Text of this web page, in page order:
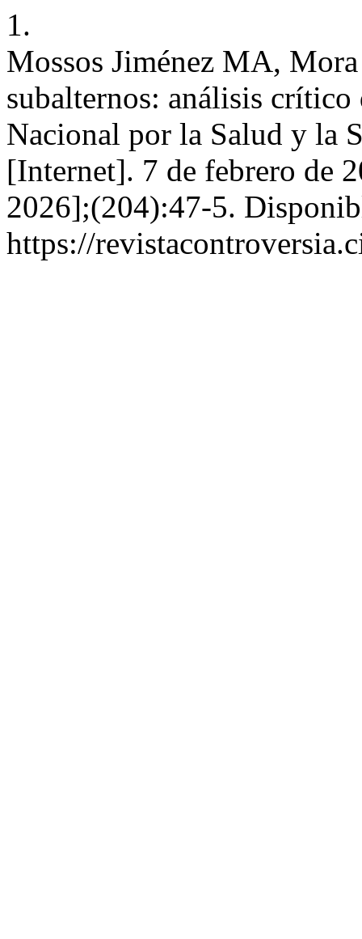
1.
Mossos Jiménez MA,
subalternos: análisis
Nacional por la Salud y la
[Internet]. 7 de febrero de
2026];(204):47-5.
https://